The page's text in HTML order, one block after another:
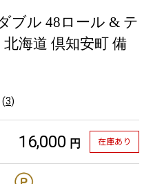
ブル 48ロール & テ
海道 倶知安町 備
(3)
16,000 円 在庫あり